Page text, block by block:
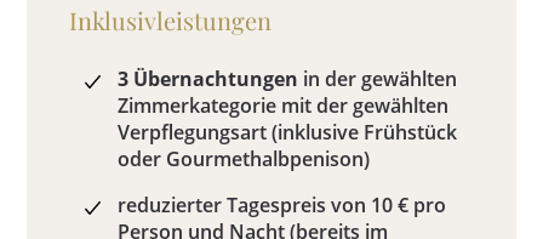
Inklusivleistungen
3 Übernachtungen in der gewählten
Zimmerkategorie mit der gewählten
Verpflegungsart (inklusive Frühstück
oder Gourmethalbpenison)
reduzierter Tagespreis von 10 € pro
Person und Nacht (bereits im